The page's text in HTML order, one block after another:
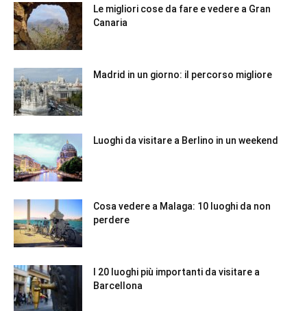
Le migliori cose da fare e vedere a Gran
Canaria
Madrid in un giorno: il percorso migliore
Luoghi da visitare a Berlino in un weekend
Cosa vedere a Malaga: 10 luoghi da non
perdere
I 20 luoghi più importanti da visitare a
Barcellona